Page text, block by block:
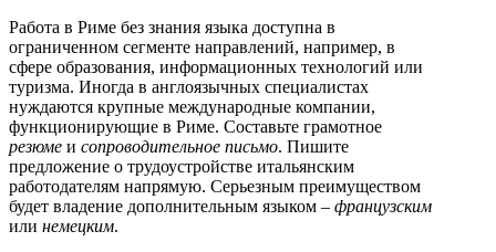
Работа в Риме без знания языка доступна в
ограниченном сегменте направлений, например, в
сфере образования, информационных технологий или
туризма. Иногда в англоязычных специалистах
нуждаются крупные международные компании,
функционирующие в Риме. Составьте грамотное
резюме и сопроводительное письмо. Пишите
предложение о трудоустройстве итальянским
работодателям напрямую. Серьезным преимуществом
будет владение дополнительным языком – французским
или немецким.